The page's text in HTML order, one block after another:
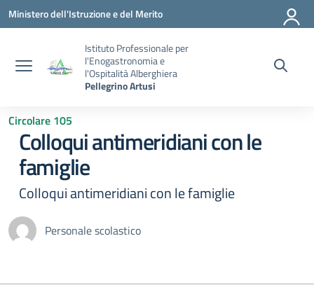
Vai ai contenuti
Vai al menu di navigazione
Vai al footer
Ministero dell'Istruzione e del Merito
Istituto Professionale per
l'Enogastronomia e
l'Ospitalità Alberghiera
Pellegrino Artusi
Circolare 105
Colloqui antimeridiani con le
famiglie
Colloqui antimeridiani con le famiglie
Personale scolastico